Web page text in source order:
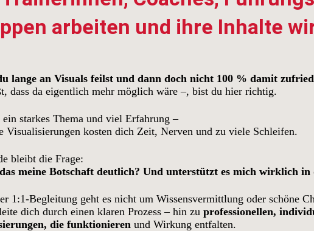
arbeiten und ihre Inhalte
lange an Visuals feilst und dann doch nicht 100 % damit
dass da eigentlich mehr möglich wäre –, bist du hier richtig.
ein starkes Thema und viel Erfahrung –
Visualisierungen kosten dich Zeit, Nerven und zu viele Schleifen.
bleibt die Frage:
meine Botschaft deutlich? Und unterstützt es mich wirklich
1:1-Begleitung geht es nicht um Wissensvermittlung oder schöne
dich durch einen klaren Prozess – hin zu professionellen,
die funktionieren und Wirkung entfalten.